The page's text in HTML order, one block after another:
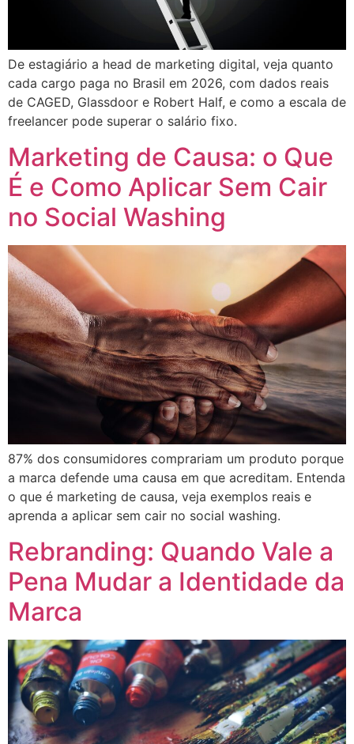
De estagiário a head de marketing digital, veja quanto
cada cargo paga no Brasil em 2026, com dados reais
de CAGED, Glassdoor e Robert Half, e como a escala de
freelancer pode superar o salário fixo.
Marketing de Causa: o Que
É e Como Aplicar Sem Cair
no Social Washing
87% dos consumidores comprariam um produto porque
a marca defende uma causa em que acreditam. Entenda
o que é marketing de causa, veja exemplos reais e
aprenda a aplicar sem cair no social washing.
Rebranding: Quando Vale a
Pena Mudar a Identidade da
Marca